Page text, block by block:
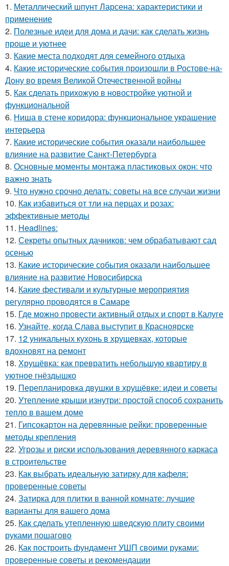
1. Металлический шпунт Ларсена: характеристики и
применение
2. Полезные идеи для дома и дачи: как сделать жизнь
проще и уютнее
3. Какие места подходят для семейного отдыха
4. Какие исторические события произошли в Ростове-на-
Дону во время Великой Отечественной войны
5. Как сделать прихожую в новостройке уютной и
функциональной
6. Ниша в стене коридора: функциональное украшение
интерьера
7. Какие исторические события оказали наибольшее
влияние на развитие Санкт-Петербурга
8. Основные моменты монтажа пластиковых окон: что
важно знать
9. Что нужно срочно делать: советы на все случаи жизни
10. Как избавиться от тли на перцах и розах:
эффективные методы
11. Headlines:
12. Секреты опытных дачников: чем обрабатывают сад
осенью
13. Какие исторические события оказали наибольшее
влияние на развитие Новосибирска
14. Какие фестивали и культурные мероприятия
регулярно проводятся в Самаре
15. Где можно провести активный отдых и спорт в Калуге
16. Узнайте, когда Слава выступит в Красноярске
17. 12 уникальных кухонь в хрущевках, которые
вдохновят на ремонт
18. Хрущёвка: как превратить небольшую квартиру в
уютное гнёздышко
19. Перепланировка двушки в хрущёвке: идеи и советы
20. Утепление крыши изнутри: простой способ сохранить
тепло в вашем доме
21. Гипсокартон на деревянные рейки: проверенные
методы крепления
22. Угрозы и риски использования деревянного каркаса
в строительстве
23. Как выбрать идеальную затирку для кафеля:
проверенные советы
24. Затирка для плитки в ванной комнате: лучшие
варианты для вашего дома
25. Как сделать утепленную шведскую плиту своими
руками пошагово
26. Как построить фундамент УШП своими руками:
проверенные советы и рекомендации